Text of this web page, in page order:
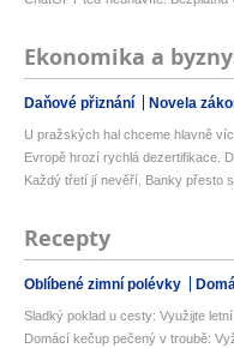
Ekonomika a
Daňové přiznání Novela
U pražských hal chceme hlavně
Evropě hrozí rychlá dezertifikace.
Každý třetí jí nevěří. Banky přesto
Recepty
Oblíbené zimní polévky
Sladký poklad u cesty: Využijte
Domácí kečup pečený v troubě: